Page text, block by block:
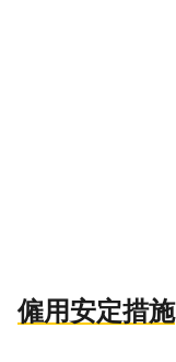
僱用安定措施